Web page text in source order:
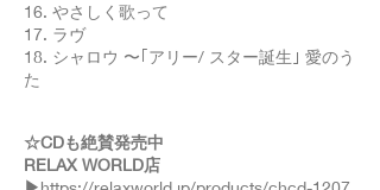
16. やさしく歌って
17. ラヴ
18. シャロウ 〜｢アリー/ スター誕生｣ 愛のう
た
☆CDも絶賛発売中
RELAX WORLD店